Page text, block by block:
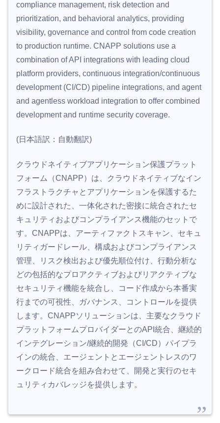
compliance management, risk detection and
prioritization, and behavioral analytics, providing
visibility, governance and control from code creation
to production runtime. CNAPP solutions use a
combination of API integrations with leading cloud
platform providers, continuous integration/continuous
development (CI/CD) pipeline integrations, and agent
and agentless workload integration to offer combined
development and runtime security coverage.
(日本語訳：自動翻訳)
クラウドネイティブアプリケーション保護プラット
フォーム（CNAPP）は、クラウドネイティブなイン
フラストラクチャとアプリケーションを保護するた
めに設計された、一体化された密接に統合されたセ
キュリティおよびコンプライアンス機能のセットで
す。CNAPPは、アーティファクトスキャン、セキュ
リティガードレール、構成およびコンプライアンス
管理、リスク検出および優先順位付け、行動分析な
どの包括的なプロアクティブおよびリアクティブな
セキュリティ機能を統合し、コード作成から本番実
行までの可視性、ガバナンス、コントロールを提供
します。CNAPPソリューションは、主要なクラウド
プラットフォームプロバイダーとのAPI統合、継続的
インテグレーション/継続的開発（CI/CD）パイプラ
インの統合、エージェントとエージェントレスのワ
ークロード統合を組み合わせて、開発と実行のセキ
ュリティカバレッジを提供します。